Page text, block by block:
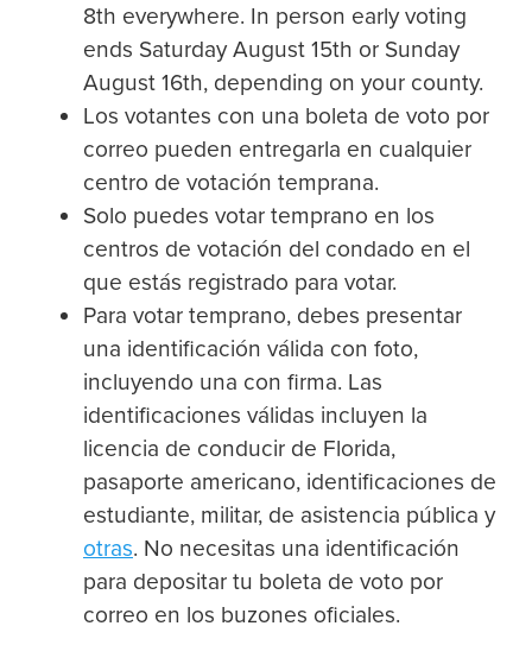
8th everywhere. In person early voting
ends Saturday August 15th or Sunday
August 16th, depending on your county.
Los votantes con una boleta de voto por
correo pueden entregarla en cualquier
centro de votación temprana.
Solo puedes votar temprano en los
centros de votación del condado en el
que estás registrado para votar.
Para votar temprano, debes presentar
una identificación válida con foto,
incluyendo una con firma. Las
identificaciones válidas incluyen la
licencia de conducir de Florida,
pasaporte americano, identificaciones de
estudiante, militar, de asistencia pública y
otras. No necesitas una identificación
para depositar tu boleta de voto por
correo en los buzones oficiales.